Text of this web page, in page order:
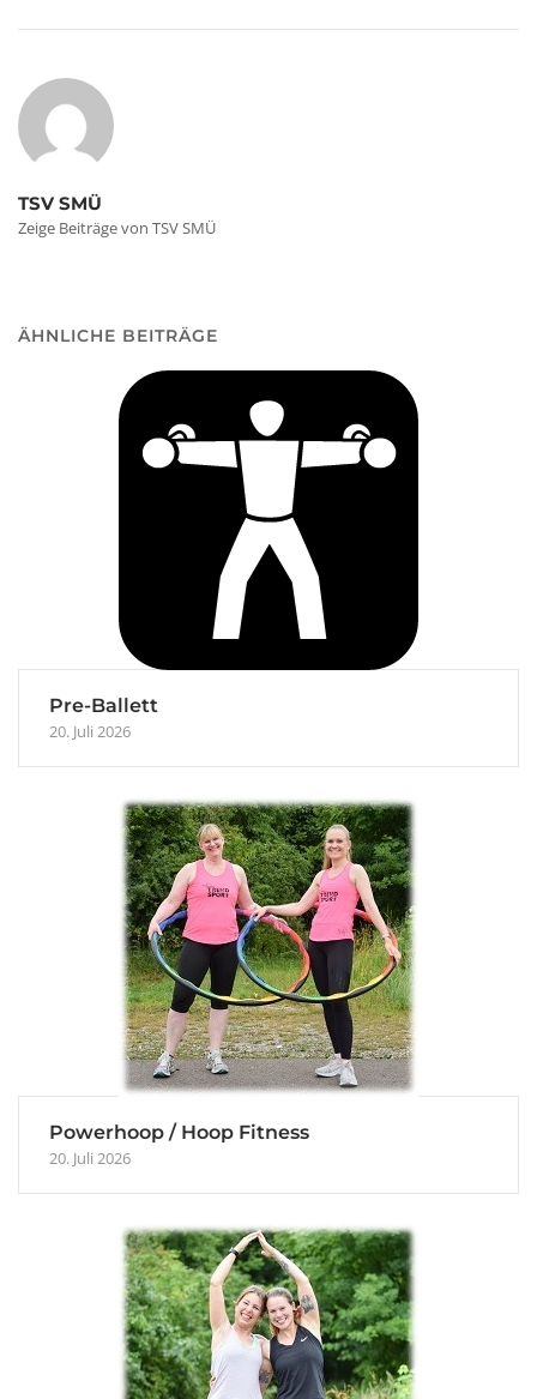
TSV SMÜ
Zeige Beiträge von TSV SMÜ
ÄHNLICHE BEITRÄGE
Pre-Ballett
20. Juli 2026
Powerhoop / Hoop Fitness
20. Juli 2026